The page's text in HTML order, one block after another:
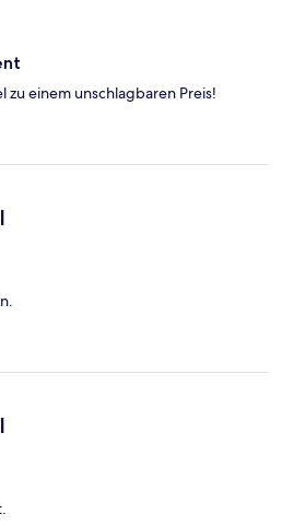
einem unschlagbaren Preis!